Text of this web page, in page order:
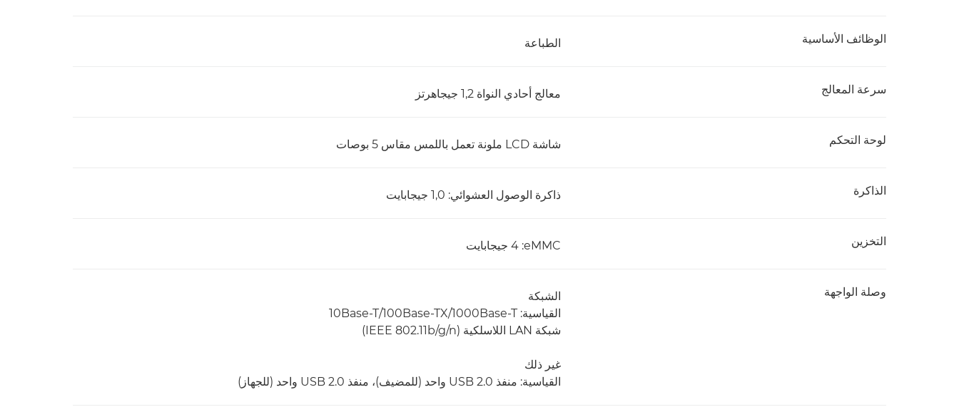
الوظائف الأساسية الطباعة
سرعة المعالج معالج أحادي النواة 1,2 جيجاهرتز
لوحة التحكم شاشة LCD ملونة تعمل باللمس مقاس 5 بوصات
الذاكرة ذاكرة الوصول العشوائي: 1,0 جيجابايت
التخزين eMMC‏: 4 جيجابايت
وصلة الواجهة
الشبكة
القياسية: 1000Base-T/‏100Base-TX/‏10Base-T
شبكة LAN اللاسلكية (IEEE 802.11b/g/n)
غير ذلك
القياسية: منفذ USB 2.0 واحد (للمضيف)، منفذ USB 2.0 واحد (للجهاز)